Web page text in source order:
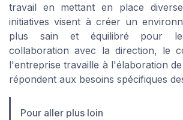
travail en mettant en place
initiatives visent à créer un
plus sain et équilibré pour
collaboration avec la direction, le
l'entreprise travaille à l'élaboration
répondent aux besoins spécifiques
Pour aller plus loin